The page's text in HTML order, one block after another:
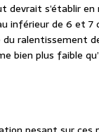
devrait s’établir
inférieur de 6 et
du ralentissement
bien plus faible